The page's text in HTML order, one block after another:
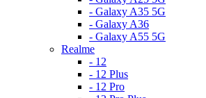
- Galaxy A35 5G
- Galaxy A36
- Galaxy A55 5G
Realme
- 12
- 12 Plus
- 12 Pro